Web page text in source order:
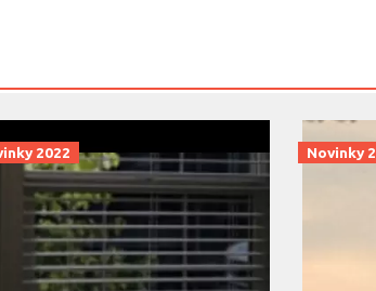
2022 Novinky